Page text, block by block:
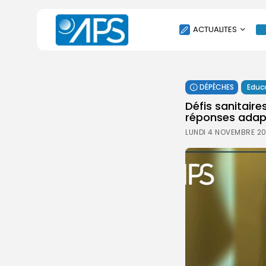
ACTUALITES
SOCIÉTÉ
ÉCONOMIE
CULTURE
ENVIRONNEMENT
INTERNATIONAL
DÉPÊCHES
Défis
réponses
LUNDI 4 NOVEMBRE